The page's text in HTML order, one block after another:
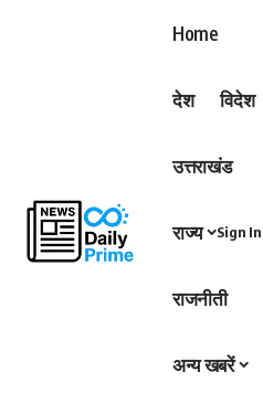
Home
देश विदेश
उत्तराखंड
राज्य
राजनीती
अन्य खबरें
Sign In